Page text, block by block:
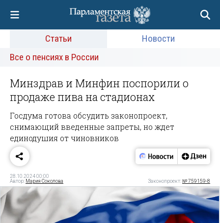
Статьи
Новости
Все о пенсиях в России
Минздрав и Минфин поспорили о
продаже пива на стадионах
Госдума готова обсудить законопроект,
снимающий введенные запреты, но ждет
единодушия от чиновников
28.10.2024 00:00
Автор: Мария Соколова Законопроект: № 759159-8